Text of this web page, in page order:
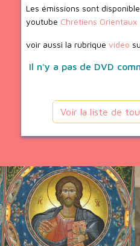
Les émissions sont
youtube Chrétiens Orientaux
voir aussi la rubrique vidéo
Il n'y a pas de DVD
Voir la liste de